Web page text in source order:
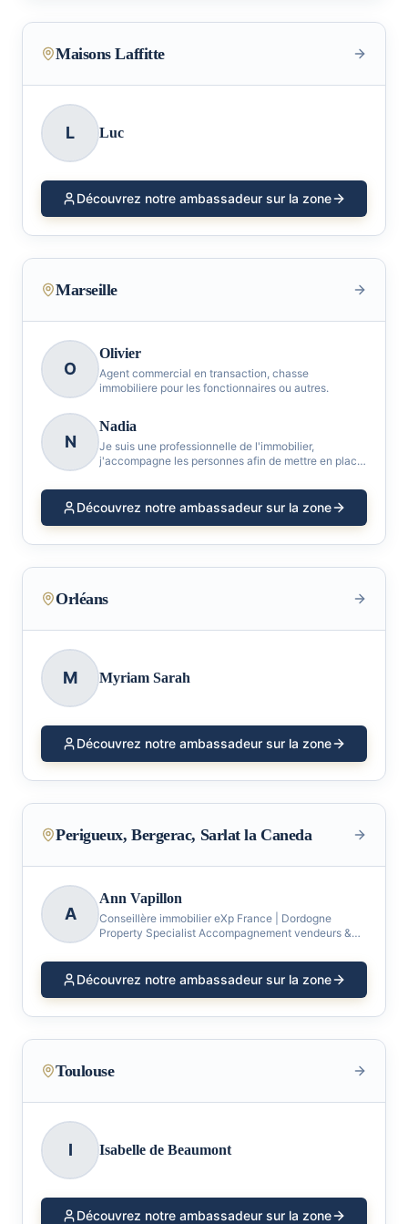
Maisons Laffitte
L Luc
Découvrez notre ambassadeur sur la zone
Marseille
O
Olivier
Agent commercial en transaction, chasse
immobiliere pour les fonctionnaires ou autres.
N
Nadia
Je suis une professionnelle de l'immobilier,
j'accompagne les personnes afin de mettre en place
Découvrez notre ambassadeur sur la zone
Orléans
M Myriam Sarah
Découvrez notre ambassadeur sur la zone
Perigueux, Bergerac, Sarlat la Caneda
A
Ann Vapillon
Conseillère immobilier eXp France | Dordogne
Property Specialist Accompagnement vendeurs &
Dordogne? Think of Ann
Découvrez notre ambassadeur sur la zone
Toulouse
I Isabelle de Beaumont
Découvrez notre ambassadeur sur la zone